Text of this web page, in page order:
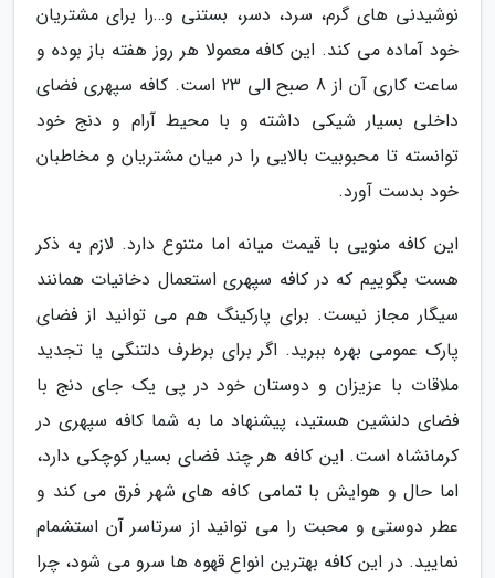
نوشیدنی های گرم، سرد، دسر، بستنی و…را برای مشتریان
خود آماده می کند. این کافه معمولا هر روز هفته باز بوده و
ساعت کاری آن از 8 صبح الی 23 است. کافه سپهری فضای
داخلی بسیار شیکی داشته و با محیط آرام و دنج خود
توانسته تا محبوبیت بالایی را در میان مشتریان و مخاطبان
خود بدست آورد.
این کافه منویی با قیمت میانه اما متنوع دارد. لازم به ذکر
هست بگوییم که در کافه سپهری استعمال دخانیات همانند
سیگار مجاز نیست. برای پارکینگ هم می توانید از فضای
پارک عمومی بهره ببرید. اگر برای برطرف دلتنگی یا تجدید
ملاقات با عزیزان و دوستان خود در پی یک جای دنج با
فضای دلنشین هستید، پیشنهاد ما به شما کافه سپهری در
کرمانشاه است. این کافه هر چند فضای بسیار کوچکی دارد،
اما حال و هوایش با تمامی کافه های شهر فرق می کند و
عطر دوستی و محبت را می توانید از سرتاسر آن استشمام
نمایید. در این کافه بهترین انواع قهوه ها سرو می شود، چرا